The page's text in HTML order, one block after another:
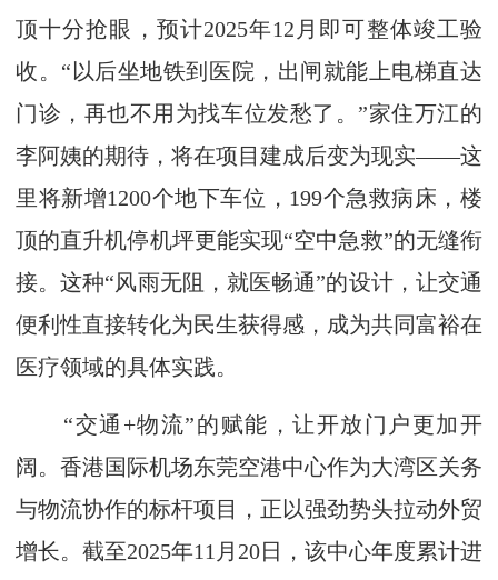
顶十分抢眼，预计2025年12月即可整体竣工验
收。“以后坐地铁到医院，出闸就能上电梯直达
门诊，再也不用为找车位发愁了。”家住万江的
李阿姨的期待，将在项目建成后变为现实——这
里将新增1200个地下车位，199个急救病床，楼
顶的直升机停机坪更能实现“空中急救”的无缝衔
接。这种“风雨无阻，就医畅通”的设计，让交通
便利性直接转化为民生获得感，成为共同富裕在
医疗领域的具体实践。
“交通+物流”的赋能，让开放门户更加开
阔。香港国际机场东莞空港中心作为大湾区关务
与物流协作的标杆项目，正以强劲势头拉动外贸
增长。截至2025年11月20日，该中心年度累计进